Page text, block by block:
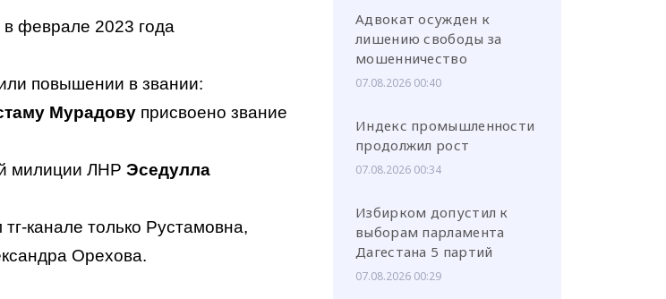
в феврале 2023 года
повышении в звании:
Мурадову присвоено звание
милиции ЛНР Эседулла
тг-канале только Рустамовна,
Орехова.
Адвокат осужден к
лишению свободы за
мошенничество
07.08.2026 00:40
Индекс промышленности
продолжил рост
07.08.2026 00:34
Избирком допустил к
выборам парламента
Дагестана 5 партий
07.08.2026 00:29